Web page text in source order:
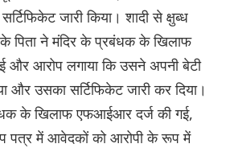
जारी किया। शादी से क्षुब्ध
पिता ने मंदिर के प्रबंधक के खिलाफ
और आरोप लगाया कि उसने अपनी बेटी
और उसका सर्टिफिकेट जारी कर दिया।
के खिलाफ एफआईआर दर्ज की गई,
पत्र में आवेदकों को आरोपी के रूप में